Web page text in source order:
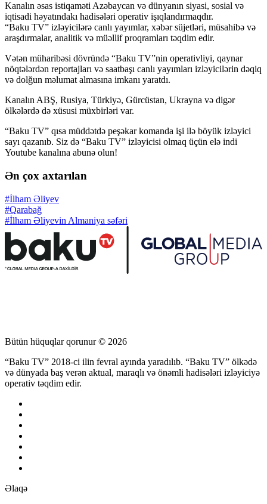
Kanalın əsas istiqaməti Azəbaycan və dünyanın siyasi, sosial və
iqtisadi həyatındakı hadisələri operativ işıqlandırmaqdır.
“Baku TV” izləyicilərə canlı yayımlar, xəbər süjetləri, müsahibə və
araşdırmalar, analitik və müəllif proqramları təqdim edir.
Vətən müharibəsi dövründə “Baku TV”nin operativliyi, qaynar
nöqtələrdən reportajları və saatbaşı canlı yayımları izləyicilərin dəqiq
və dolğun məlumat almasına imkanı yaratdı.
Kanalın ABŞ, Rusiya, Türkiyə, Gürcüstan, Ukrayna və digər
ölkələrdə də xüsusi müxbirləri var.
“Baku TV” qısa müddətdə peşəkar komanda işi ilə böyük izləyici
sayı qazanıb. Siz də “Baku TV” izləyicisi olmaq üçün elə indi
Youtube kanalına abunə olun!
Ən çox axtarılan
#İlham Əliyev
#Qarabağ
#İlham Əliyevin Almaniya səfəri
Bütün hüquqlar qorunur © 2026
“Baku TV” 2018-ci ilin fevral ayında yaradılıb. “Baku TV” ölkədə
və dünyada baş verən aktual, maraqlı və önəmli hadisələri izləyiciyə
operativ təqdim edir.
Əlaqə